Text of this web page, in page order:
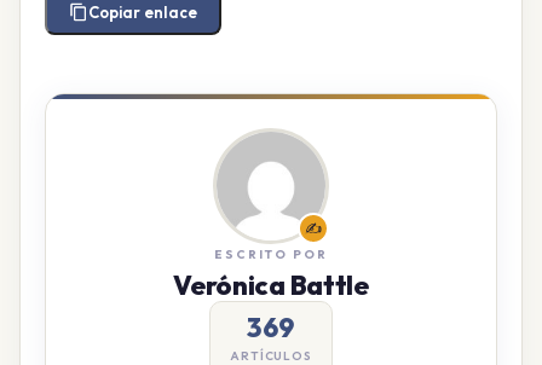
Copiar enlace
✍️
ESCRITO POR
Verónica Battle
369
ARTÍCULOS